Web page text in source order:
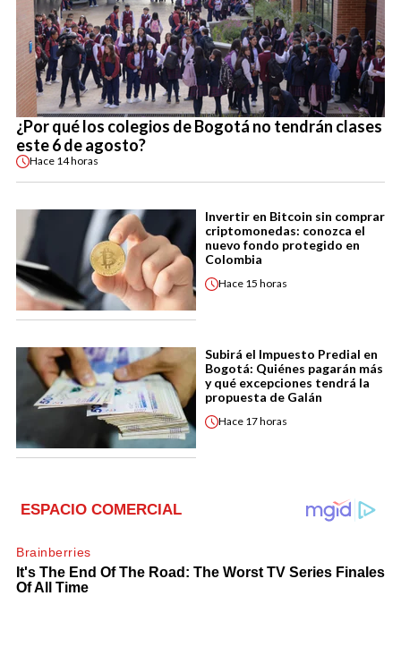
¿Por qué los colegios de Bogotá no tendrán clases
este 6 de agosto?
Hace 14 horas
Invertir en Bitcoin sin comprar
criptomonedas: conozca el
nuevo fondo protegido en
Colombia
Hace 15 horas
Subirá el Impuesto Predial en
Bogotá: Quiénes pagarán más
y qué excepciones tendrá la
propuesta de Galán
Hace 17 horas